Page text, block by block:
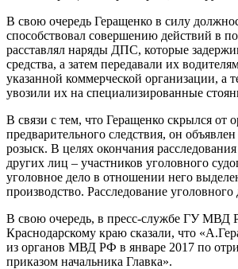
В свою очередь Геращенко в силу
способствовал совершению действий в
расставлял наряды ДПС, которые
средства, а затем передавали их
указанной коммерческой организации, а
увозили их на специализированные
В связи с тем, что Геращенко скрылся от
предварительного следствия, он
розыск. В целях окончания
других лиц – участников уголовного
уголовное дело в отношении него
производство. Расследование уголовного
В свою очередь, в пресс-службе ГУ МВД
Краснодарскому краю сказали, что
из органов МВД РФ в январе 2017 по
приказом начальника Главка».